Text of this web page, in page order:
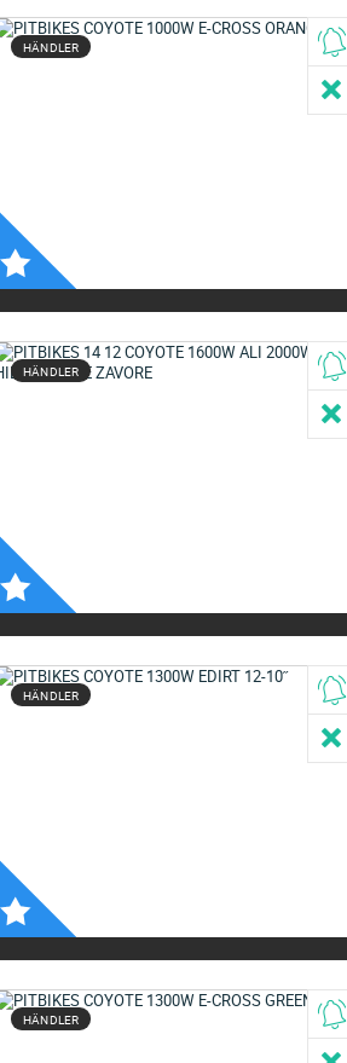
HÄNDLER
HÄNDLER
HÄNDLER
HÄNDLER